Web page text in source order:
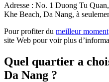
Adresse : No. 1 Duong Tu
Khe Beach, Da Nang, à
Pour profiter du meilleur moment
site Web pour voir plus
Quel quartier a
Da Nang ?